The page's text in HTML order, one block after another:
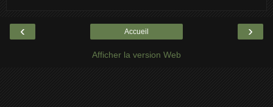
‹ ›
Accueil
Afficher la version Web